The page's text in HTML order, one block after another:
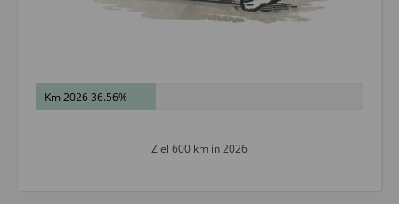
Km 2026 36.56%
Ziel 600 km in 2026